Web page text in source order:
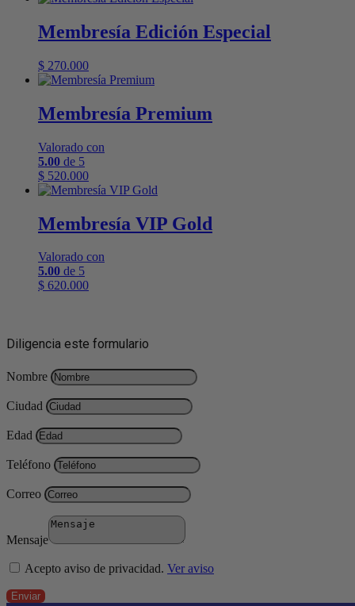
Membresía Edición Especial
$ 270.000
Membresía Premium
Valorado con
5.00 de 5
$ 520.000
Membresía VIP Gold
Valorado con
5.00 de 5
$ 620.000
Diligencia este formulario
Nombre
Ciudad
Edad
Teléfono
Correo
Mensaje
Acepto aviso de privacidad. Ver aviso
Enviar